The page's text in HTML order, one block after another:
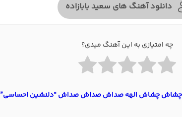
دانلود آهنگ های سعید بابازاده
چه امتیازی به این آهنگ میدی؟
چشاش چشاش الهه صداش صداش صداش “دلنشین احساسی”